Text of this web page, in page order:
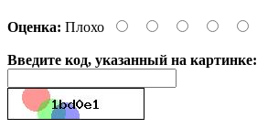
Оценка: Плохо
Введите код, указанный на картинке: